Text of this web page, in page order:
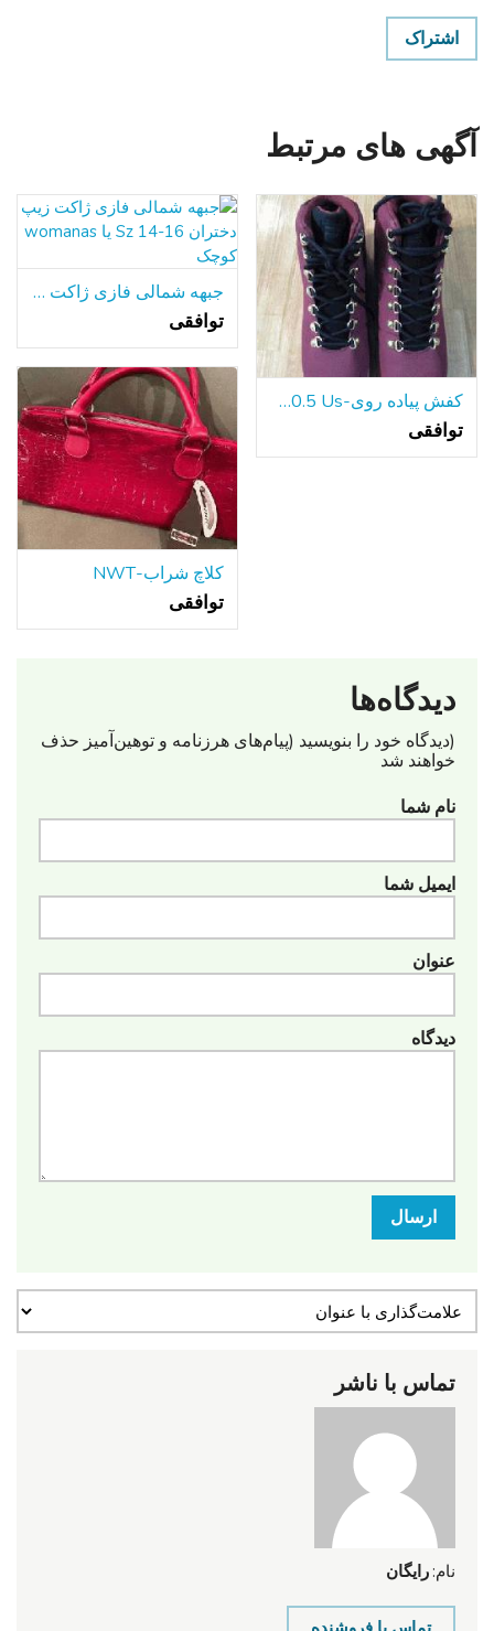
اشتراک
آگهی های مرتبط
کفش پیاده روی-Fila 10.5 Us
توافقی
جبهه شمالی فازی ژاکت زیپ دختران Sz 14-16 یا womanas کوچک
توافقی
کلاچ شراب-NWT
توافقی
دیدگاه‌ها
(دیدگاه خود را بنویسید (پیام‌های هرزنامه‌ و توهین‌آمیز حذف
خواهند شد
نام شما
ایمیل شما
عنوان
دیدگاه
ارسال
تماس با ناشر
نام: رایگان